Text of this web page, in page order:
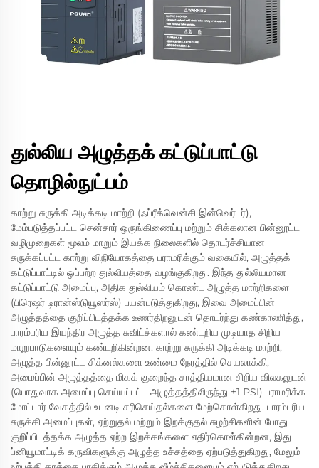
துல்லிய அழுத்தக் கட்டுப்பாட்டு
தொழில்நுட்பம்
காற்று சுருக்கி அடிக்கடி மாற்றி (ஃப்ரீக்வென்சி இன்வெர்டர்),
மேம்படுத்தப்பட்ட சென்சார் ஒருங்கிணைப்பு மற்றும் சிக்கலான பின்னூட்ட
வழிமுறைகள் மூலம் மாறும் இயக்க நிலைகளில் தொடர்ச்சியான
சுருக்கப்பட்ட காற்று விநியோகத்தை பராமரிக்கும் வகையில், அழுத்தக்
கட்டுப்பாட்டில் ஒப்பற்ற துல்லியத்தை வழங்குகிறது. இந்த துல்லியமான
கட்டுப்பாட்டு அமைப்பு, அதிக துல்லியம் கொண்ட அழுத்த மாற்றிகளை
(பிரெஷர் டிரான்ஸ்டுயூஸர்ஸ்) பயன்படுத்துகிறது, இவை அமைப்பின்
அழுத்தத்தை குறிப்பிடத்தக்க உணர்திறனுடன் தொடர்ந்து கண்காணித்து,
பாரம்பரிய இயந்திர அழுத்த சுவிட்ச்களால் கண்டறிய முடியாத சிறிய
மாறுபாடுகளையும் கண்டறிகின்றன. காற்று சுருக்கி அடிக்கடி மாற்றி,
அழுத்த பின்னூட்ட சிக்னல்களை உண்மை நேரத்தில் செயலாக்கி,
அமைப்பின் அழுத்தத்தை மிகக் குறைந்த சாத்தியமான சிறிய விலகலுடன்
(பொதுவாக அமைப்பு செய்யப்பட்ட அழுத்தத்திலிருந்து ±1 PSI) பராமரிக்க
மோட்டார் வேகத்தில் உடனடி சரிசெய்தல்களை மேற்கொள்கிறது. பாரம்பரிய
சுருக்கி அமைப்புகள், ஏற்றுதல் மற்றும் இறக்குதல் சுழற்சிகளின் போது
குறிப்பிடத்தக்க அழுத்த ஏற்ற இறக்கங்களை எதிர்கொள்கின்றன, இது
ப்னியூமாட்டிக் கருவிகளுக்கு அழுத்த உச்சத்தை ஏற்படுத்துகிறது, மேலும்